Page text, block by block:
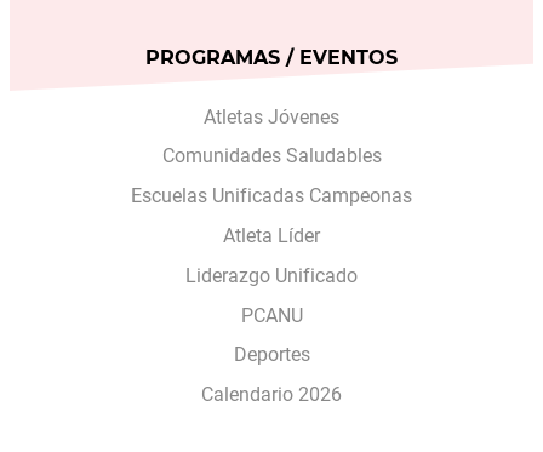
PROGRAMAS / EVENTOS
Atletas Jóvenes
Comunidades Saludables
Escuelas Unificadas Campeonas
Atleta Líder
Liderazgo Unificado
PCANU
Deportes
Calendario 2026